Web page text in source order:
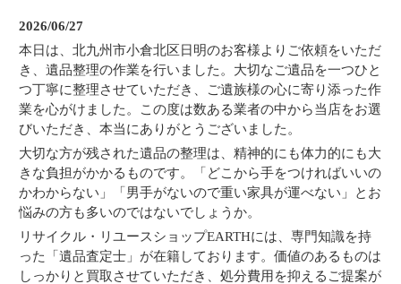
2026/06/27
本日は、北九州市小倉北区日明のお客様よりご依頼をいただ
き、遺品整理の作業を行いました。大切なご遺品を一つひと
つ丁寧に整理させていただき、ご遺族様の心に寄り添った作
業を心がけました。この度は数ある業者の中から当店をお選
びいただき、本当にありがとうございました。
大切な方が残された遺品の整理は、精神的にも体力的にも大
きな負担がかかるものです。「どこから手をつければいいの
かわからない」「男手がないので重い家具が運べない」とお
悩みの方も多いのではないでしょうか。
リサイクル・リユースショップEARTHには、専門知識を持
った「遺品査定士」が在籍しております。価値のあるものは
しっかりと買取させていただき、処分費用を抑えるご提案が